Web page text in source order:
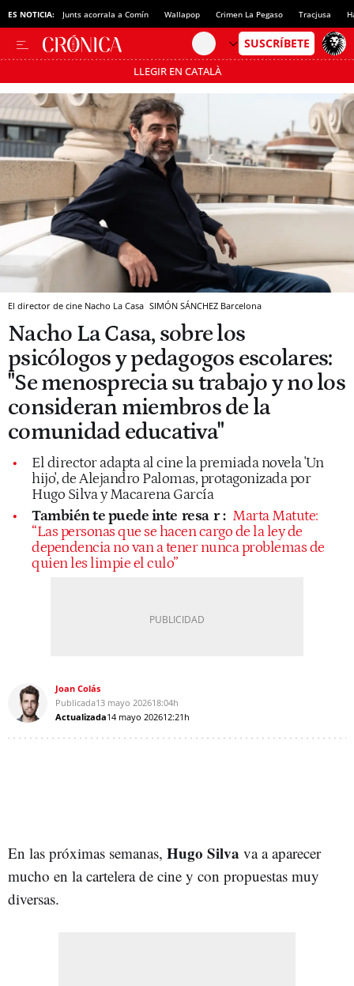
ES NOTICIA: Junts acorrala a Comín Wallapop Crimen La Pegaso Tracjusa
LLEGIR EN CATALÀ
Pásate al MODO AHORRO
El director de cine Nacho La Casa SIMÓN SÁNCHEZ Barcelona
Nacho La Casa, sobre los
psicólogos y pedagogos escolares:
"Se menosprecia su trabajo y no los
consideran miembros de la
comunidad educativa"
El director adapta al cine la premiada novela 'Un
hijo', de Alejandro Palomas, protagonizada por
Hugo Silva y Macarena García
También te puede inte resa r : Marta Matute:
“Las personas que se hacen cargo de la ley de
dependencia no van a tener nunca problemas de
quien les limpie el culo”
Joan Colás
Publicada13 mayo 202618:04h
Actualizada14 mayo 202612:21h
En las próximas semanas, Hugo Silva va a aparecer
mucho en la cartelera de cine y con propuestas muy
diversas.